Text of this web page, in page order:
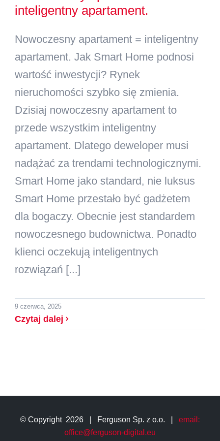
inteligentny apartament.
Nowoczesny apartament = inteligentny
apartament. Jak Smart Home podnosi
wartość inwestycji? Rynek
nieruchomości szybko się zmienia.
Dzisiaj nowoczesny apartament to
przede wszystkim inteligentny
apartament. Dlatego deweloper musi
nadążać za trendami technologicznymi.
Smart Home jako standard, nie luksus
Smart Home przestało być gadżetem
dla bogaczy. Obecnie jest standardem
nowoczesnego budownictwa. Ponadto
klienci oczekują inteligentnych
rozwiązań [...]
9 czerwca, 2025
Czytaj dalej
© Copyright 2026 | Ferguson Sp. z o.o. | email:
office@ferguson-digital.eu